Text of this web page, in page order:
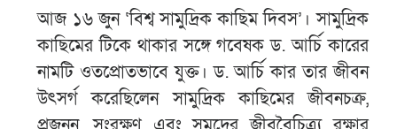
আজ ১৬ জুন ‘বিশ্ব সামুদ্রিক কাছিম দিবস’। সামুদ্রিক
কাছিমের টিকে থাকার সঙ্গে গবেষক ড. আর্চি কারের
নামটি ওতপ্রোতভাবে যুক্ত। ড. আর্চি কার তার জীবন
উৎসর্গ করেছিলেন সামুদ্রিক কাছিমের জীবনচক্র,